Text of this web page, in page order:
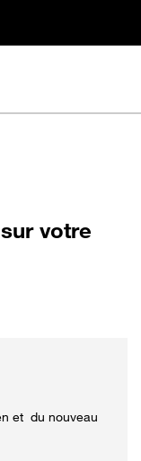
votre
et du nouveau